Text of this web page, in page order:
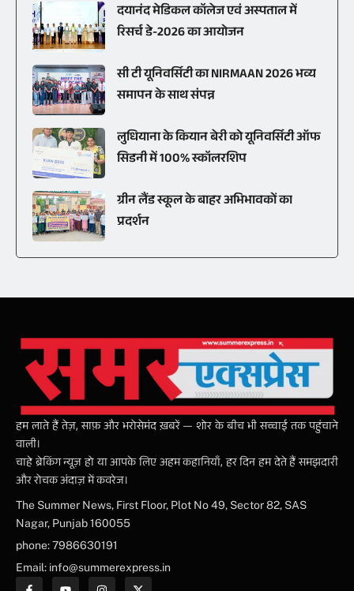
दयानंद मेडिकल कॉलेज एवं अस्पताल में
रिसर्च डे-2026 का आयोजन
सी टी यूनिवर्सिटी का NIRMAAN 2026 भव्य
समापन के साथ संपन्न
लुधियाना के कियान बेरी को यूनिवर्सिटी ऑफ
सिडनी में 100% स्कॉलरशिप
ग्रीन लैंड स्कूल के बाहर अभिभावकों का
प्रदर्शन
हम लाते हैं तेज़, साफ़ और भरोसेमंद ख़बरें — शोर के बीच भी सच्चाई तक पहुंचाने
वाली।
चाहे ब्रेकिंग न्यूज़ हो या आपके लिए अहम कहानियाँ, हर दिन हम देते हैं समझदारी
और रोचक अंदाज़ में कवरेज।
The Summer News, First Floor, Plot No 49, Sector 82, SAS
Nagar, Punjab 160055
phone: 7986630191
Email: info@summerexpress.in